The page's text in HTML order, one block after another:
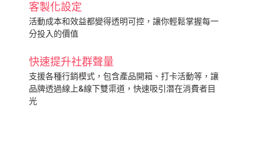
客製化設定
活動成本和效益都變得透明可控，讓你輕鬆掌握每一
分投入的價值
快速提升社群聲量
支援各種行銷模式，包含產品開箱、打卡活動等，讓
品牌透過線上&線下雙渠道，快速吸引潛在消費者目
光